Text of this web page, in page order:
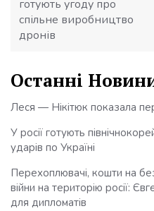
готують угоду про
спільне виробництво
дронів
Останні
Леся — Нікітюк показала
У росії готують
ударів по Україні
Перехоплювачі, кошти на
війни на територію росії:
для дипломатів